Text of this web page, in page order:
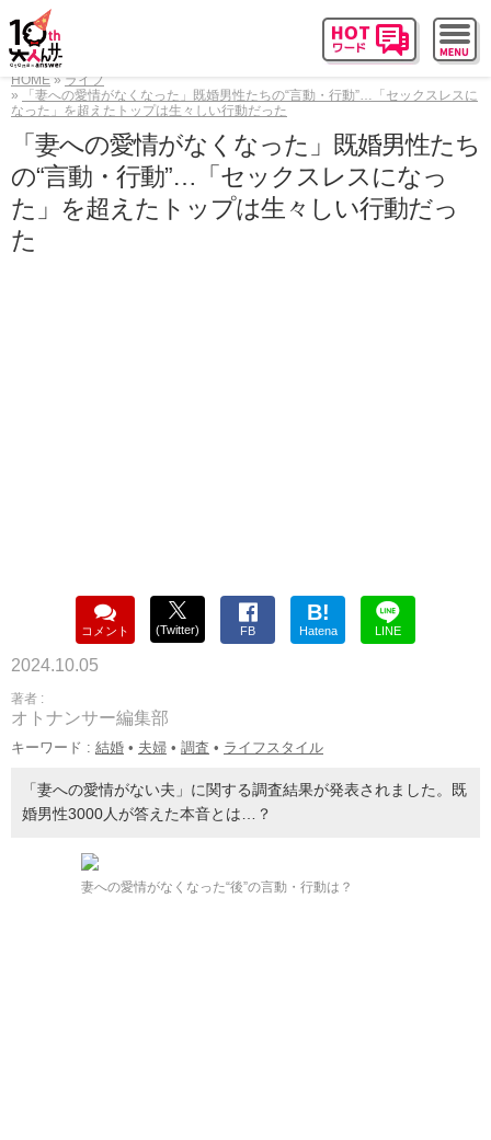
HOME
ライフ
「妻への愛情がなくなった」既婚男性たちの“言動・行動”…「セックスレスに
なった」を超えたトップは生々しい行動だった
「妻への愛情がなくなった」既婚男性たち
の“言動・行動”…「セックスレスになっ
た」を超えたトップは生々しい行動だっ
た
コメント (Twitter) FB
B!
Hatena LINE
2024.10.05
著者 :
オトナンサー編集部
キーワード : 結婚 • 夫婦 • 調査 • ライフスタイル
「妻への愛情がない夫」に関する調査結果が発表されました。既
婚男性3000人が答えた本音とは…？
妻への愛情がなくなった“後”の言動・行動は？